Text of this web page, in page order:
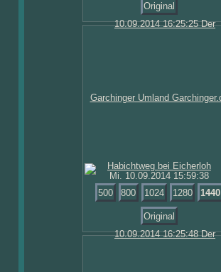
Original
Mi. 10.09.2014 15:59:38
500
800 1024 1280 1440
Original